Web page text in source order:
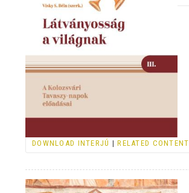
DOWNLOAD INTERJÚ |RELATED CONTENT